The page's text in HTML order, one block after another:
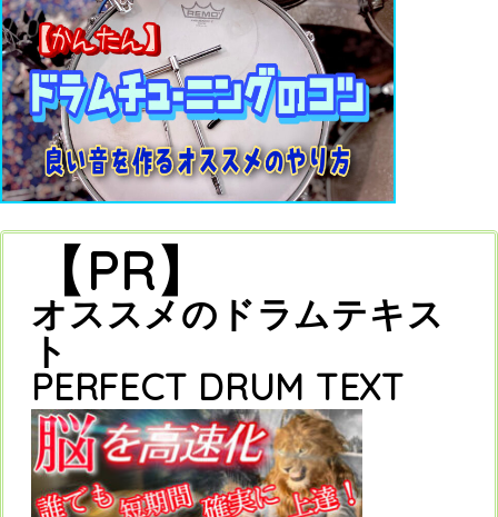
【PR】
オススメのドラムテキス
ト
PERFECT DRUM TEXT